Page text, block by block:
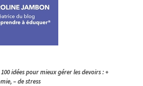
100 idées pour mieux gérer les devoirs : +
– de stress